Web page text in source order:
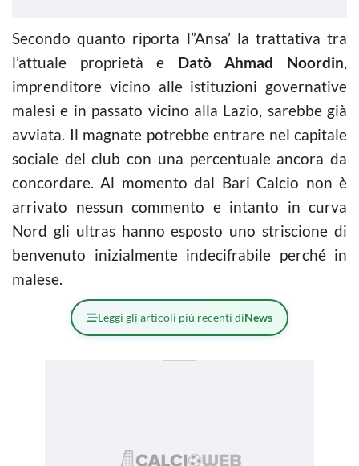
Secondo quanto riporta l”Ansa’ la trattativa tra
l’attuale proprietà e Datò Ahmad Noordin,
imprenditore vicino alle istituzioni governative
malesi e in passato vicino alla Lazio, sarebbe già
avviata. Il magnate potrebbe entrare nel capitale
sociale del club con una percentuale ancora da
concordare. Al momento dal Bari Calcio non è
arrivato nessun commento e intanto in curva
Nord gli ultras hanno esposto uno striscione di
benvenuto inizialmente indecifrabile perché in
malese.
Leggi gli articoli più recenti diNews